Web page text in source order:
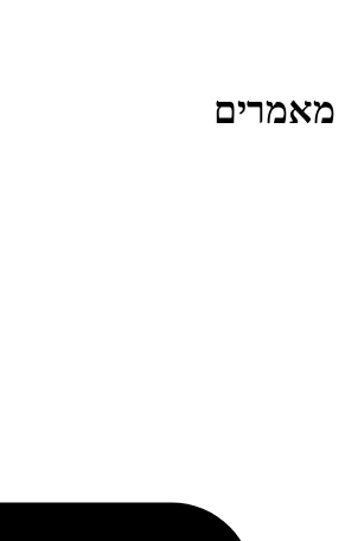
מאמרים